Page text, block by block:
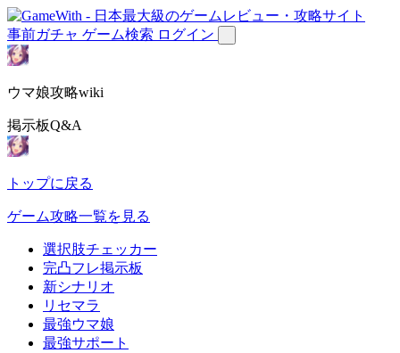
事前ガチャ ゲーム検索 ログイン
ウマ娘攻略wiki
掲示板Q&A
トップに戻る
ゲーム攻略一覧を見る
選択肢チェッカー
完凸フレ掲示板
新シナリオ
リセマラ
最強ウマ娘
最強サポート